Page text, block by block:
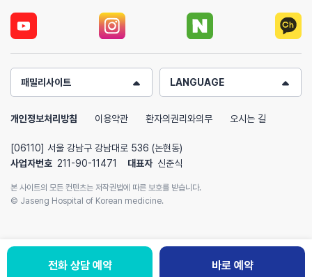
패밀리사이트 LANGUAGE
개인정보처리방침 이용약관 환자의권리와의무 오시는 길
[06110] 서울 강남구 강남대로 536 (논현동)
사업자번호 211-90-11471 대표자 신준식
본 사이트의 모든 컨텐츠는 저작권법에 따른 보호를 받습니다.
© Jaseng Hospital of Korean medicine.
전화 상담 예약 바로 예약